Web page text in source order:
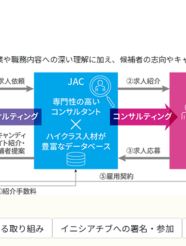
務内容への深い理解に加え、候補者の志向や
取り組み イニシアチブへの署名・参加